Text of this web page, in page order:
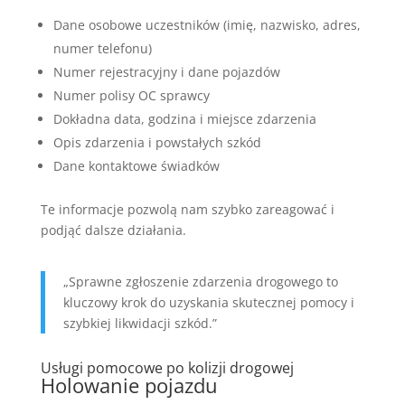
Dane osobowe uczestników (imię, nazwisko, adres,
numer telefonu)
Numer rejestracyjny i dane pojazdów
Numer polisy OC sprawcy
Dokładna data, godzina i miejsce zdarzenia
Opis zdarzenia i powstałych szkód
Dane kontaktowe świadków
Te informacje pozwolą nam szybko zareagować i
podjąć dalsze działania.
„Sprawne zgłoszenie zdarzenia drogowego to
kluczowy krok do uzyskania skutecznej pomocy i
szybkiej likwidacji szkód.”
Usługi pomocowe po kolizji drogowej
Holowanie pojazdu